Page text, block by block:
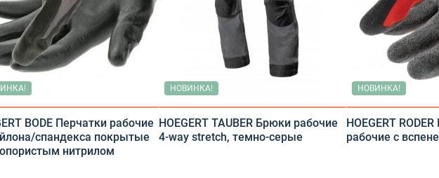
Обувь резиновая, валяная, ПВХ, ЭВА
Обувь для медицины и сферы услуг, сабо, тапочки
Средства защиты лица и органов зрения
BODE Перчатки рабочие
спандекса покрытые
нитрилом
НОВИНКА!
HOEGERT TAUBER Брюки рабочие
4-way stretch, темно-серые
НОВИНКА!
HOEGERT
рабочие с